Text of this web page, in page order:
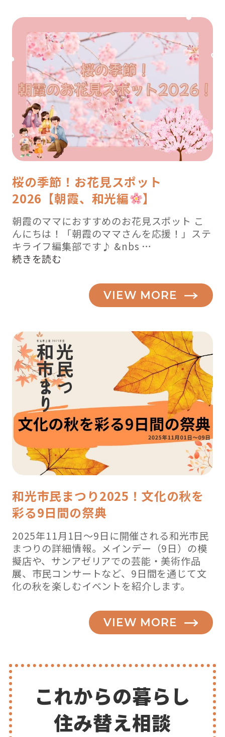
桜の季節！お花見スポット
2026【朝霞、和光編
】
朝霞のママにおすすめのお花見スポット こ
んにちは！「朝霞のママさんを応援！」ステ
キライフ編集部です♪ &nbs …
“桜
見
ス
ポ
ッ
ト
2019【朝
霞、
和
光
編
】”
続きを読む
VIEW MORE
和光市民まつり2025！文化の秋を
彩る9日間の祭典
2025年11月1日～9日に開催される和光市民
まつりの詳細情報。メインデー（9日）の模
擬店や、サンアゼリアでの芸能・美術作品
展、市民コンサートなど、9日間を通じて文
化の秋を楽しむイベントを紹介します。
VIEW MORE
これからの暮らし
住み替え相談